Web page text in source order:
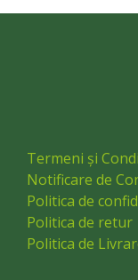
Termeni și
Notificare de
Politica de
Politica de retur
Politica de